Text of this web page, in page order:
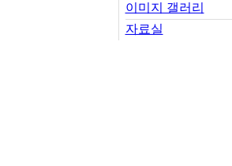
이미지 갤러리
자료실